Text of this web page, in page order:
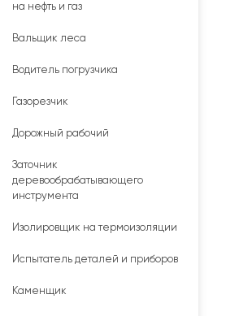
на нефть и газ
Вальщик леса
Водитель погрузчика
Газорезчик
Дорожный рабочий
Заточник
деревообрабатывающего
инструмента
Изолировщик на термоизоляции
Испытатель деталей и приборов
Каменщик